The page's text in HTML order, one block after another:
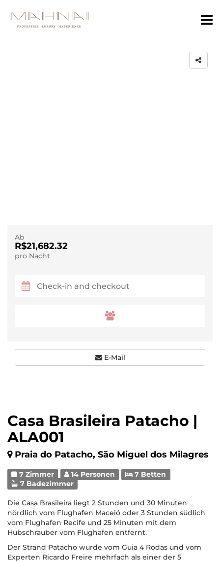
Casa Brasileira Patacho |
ALA001
Praia do Patacho, São Miguel dos Milagres
7 Zimmer 14 Personen
7 Betten
7 Badezimmer
Die Casa Brasileira liegt 2 Stunden und 30 Minuten
nördlich vom Flughafen Maceió oder 3 Stunden südlich
vom Flughafen Recife und 25 Minuten mit dem
Hubschrauber vom Flughafen entfernt.
Der Strand Patacho wurde vom Guia 4 Rodas und vom
Experten Ricardo Freire mehrfach als einer der 5
Ab
R$21,682.32
pro Nacht
E-Mail